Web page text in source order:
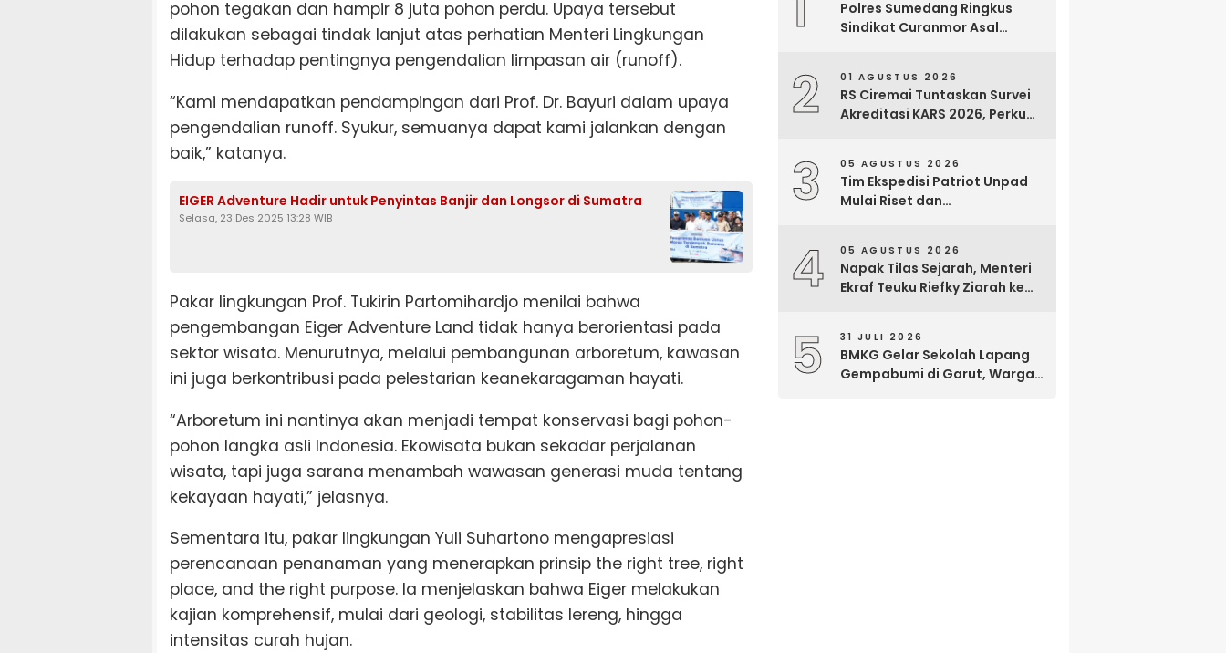
pohon tegakan dan hampir 8 juta pohon perdu. Upaya tersebut
dilakukan sebagai tindak lanjut atas perhatian Menteri Lingkungan
Hidup terhadap pentingnya pengendalian limpasan air (runoff).
“Kami mendapatkan pendampingan dari Prof. Dr. Bayuri dalam upaya
pengendalian runoff. Syukur, semuanya dapat kami jalankan dengan
baik,” katanya.
EIGER Adventure Hadir untuk Penyintas Banjir dan Longsor di Sumatra
Selasa, 23 Des 2025 13:28 WIB
Pakar lingkungan Prof. Tukirin Partomihardjo menilai bahwa
pengembangan Eiger Adventure Land tidak hanya berorientasi pada
sektor wisata. Menurutnya, melalui pembangunan arboretum, kawasan
ini juga berkontribusi pada pelestarian keanekaragaman hayati.
“Arboretum ini nantinya akan menjadi tempat konservasi bagi pohon-
pohon langka asli Indonesia. Ekowisata bukan sekadar perjalanan
wisata, tapi juga sarana menambah wawasan generasi muda tentang
kekayaan hayati,” jelasnya.
Sementara itu, pakar lingkungan Yuli Suhartono mengapresiasi
perencanaan penanaman yang menerapkan prinsip the right tree, right
place, and the right purpose. Ia menjelaskan bahwa Eiger melakukan
kajian komprehensif, mulai dari geologi, stabilitas lereng, hingga
intensitas curah hujan.
Polres Sumedang Ringkus
Sindikat Curanmor Asal
2 01 AGUSTUS 2026
RS Ciremai Tuntaskan Survei
Akreditasi KARS 2026, Perkuat
3 05 AGUSTUS 2026
Tim Ekspedisi Patriot Unpad
Mulai Riset dan
Tomage, Fakfak
4 05 AGUSTUS 2026
Napak Tilas Sejarah, Menteri
Ekraf Teuku Riefky Ziarah ke
5 31 JULI 2026
BMKG Gelar Sekolah Lapang
Gempabumi di Garut, Warga